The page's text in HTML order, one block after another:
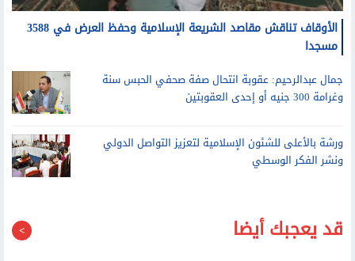
الأوقاف تناقش مقاصد الشريعة الإسلامية وحفظ العرض في 3588
مسجدا
جمال عبدالرحيم: عقوبة انتحال صفة صحفي الحبس سنة
وغرامة 300 جنيه أو إحدى العقوبتين
ورشة بالأعلى للشئون الإسلامية لتعزيز التواصل الدولي
ونشر الفكر الوسطي
قد يعجبك أيضا